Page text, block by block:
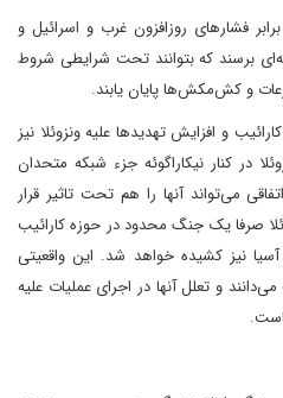
فشارهای روزافزون غرب و اسرائیل و
برسند که بتوانند تحت شرایطی شروط
و کش‌مکش‌ها پایان یابند.
و افزایش تهدیدها علیه ونزوئلا نیز
در کنار نیکاراگوئه جز‌ء شبکه متحدان
می‌تواند آنها را هم تحت تاثیر قرار
صرفا یک جنگ محدود در حوزه کارائیب
نیز کشیده خواهد شد. این واقعیتی
و تعلل آنها در اجرای عملیات علیه